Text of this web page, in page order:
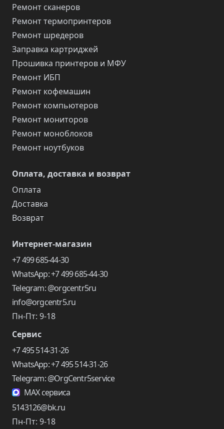
Ремонт сканеров
Ремонт термопринтеров
Ремонт шредеров
Заправка картриджей
Прошивка принтеров и МФУ
Ремонт ИБП
Ремонт кофемашин
Ремонт компьютеров
Ремонт мониторов
Ремонт моноблоков
Ремонт ноутбуков
Оплата, доставка и возврат
Оплата
Доставка
Возврат
Интернет-магазин
+7 499 685-44-30
WhatsApp: +7 499 685-44-30
Telegram: @orgcentr5ru
info@orgcentr5.ru
Пн-Пт: 9-18
Сервис
+7 495 514-31-26
WhatsApp: +7 495 514-31-26
Telegram: @OrgCentr5service
MAX сервиса
5143126@bk.ru
Пн-Пт: 9-18